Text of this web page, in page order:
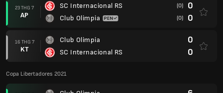
23 THG 7
AP
SC Internacional RS
Club Olimpia
(0) 0
(0) 0
16 THG 7
KT
Club Olimpia
SC Internacional RS
0
0
Copa Libertadores 2021